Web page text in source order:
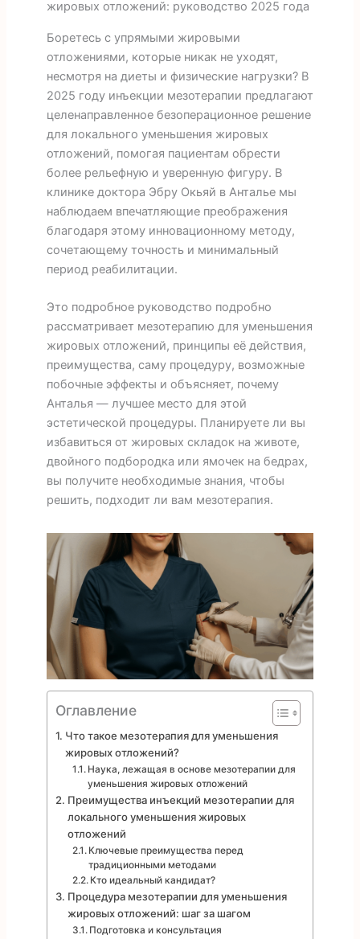
жировых отложений: руководство 2025 года
Боретесь с упрямыми жировыми
отложениями, которые никак не уходят,
несмотря на диеты и физические нагрузки? В
2025 году инъекции мезотерапии предлагают
целенаправленное безоперационное решение
для локального уменьшения жировых
отложений, помогая пациентам обрести
более рельефную и уверенную фигуру. В
клинике доктора Эбру Окьяй в Анталье мы
наблюдаем впечатляющие преображения
благодаря этому инновационному методу,
сочетающему точность и минимальный
период реабилитации.
Это подробное руководство подробно
рассматривает мезотерапию для уменьшения
жировых отложений, принципы её действия,
преимущества, саму процедуру, возможные
побочные эффекты и объясняет, почему
Анталья — лучшее место для этой
эстетической процедуры. Планируете ли вы
избавиться от жировых складок на животе,
двойного подбородка или ямочек на бедрах,
вы получите необходимые знания, чтобы
решить, подходит ли вам мезотерапия.
Оглавление
Что такое мезотерапия для уменьшения
жировых отложений?
Наука, лежащая в основе мезотерапии для
уменьшения жировых отложений
Преимущества инъекций мезотерапии для
локального уменьшения жировых
отложений
Ключевые преимущества перед
традиционными методами
Кто идеальный кандидат?
Процедура мезотерапии для уменьшения
жировых отложений: шаг за шагом
Подготовка и консультация